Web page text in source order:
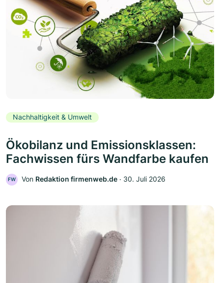
Nachhaltigkeit & Umwelt
Ökobilanz und Emissionsklassen:
Fachwissen fürs Wandfarbe kaufen
FW Von Redaktion firmenweb.de ‧ 30. Juli 2026